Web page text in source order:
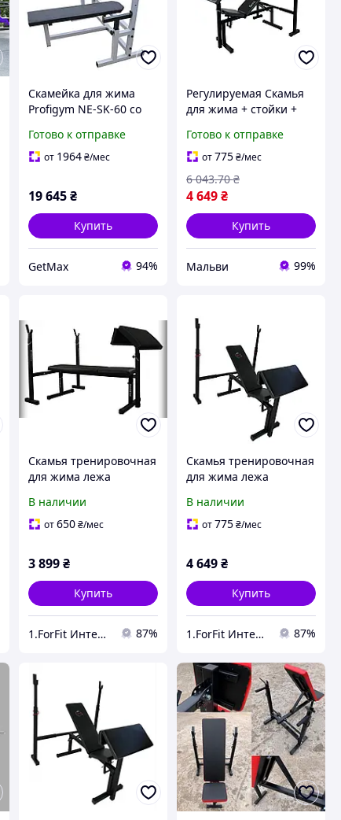
Скамейка для жима
Profigym NE-SK-60 со
профессиональная,
нагрузка до 300 кг
Готово к отправке
от 1964 ₴/мес
19 645 ₴
Купить
GetMax 94%
Регулируемая Скамья
для жима + стойки +
Готово к отправке
от775₴/мес
4 649₴
6 043.70 ₴
Купить
Мальви 99%
Скамья тренировочная
для жима лежа
со стойкой и партой
Скотта с нагрузкой до
В наличии
от650 ₴/мес
3 899 ₴
Купить
1.ForFit Интернет-магазин спортивных товаров 87%
Скамья тренировочная
для жима лежа
со стойкой и партой
Скотта с нагрузкой до
В наличии
от775₴/мес
4 649₴
Купить
1.ForFit Интернет-магазин спортивных товаров 87%